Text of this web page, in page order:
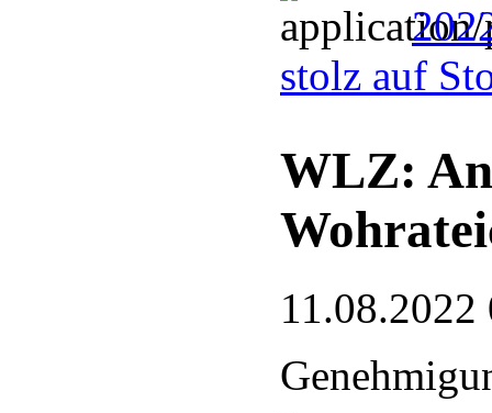
stolz auf
WLZ:
11.08.2022